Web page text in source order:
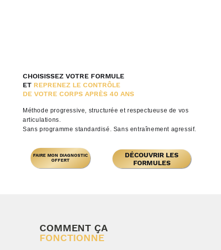
CHOISISSEZ VOTRE FORMULE
ET REPRENEZ LE CONTRÔLE
DE VOTRE CORPS APRÈS 40 ANS
Méthode progressive, structurée et respectueuse de vos
articulations.
Sans programme standardisé. Sans entraînement agressif.
FAIRE MON DIAGNOSTIC
OFFERT
DÉCOUVRIR LES
FORMULES
COMMENT ÇA
FONCTIONNE